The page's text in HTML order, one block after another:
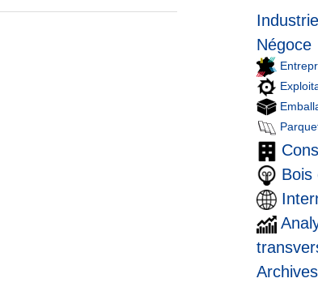
Négoce
Bois
Archives